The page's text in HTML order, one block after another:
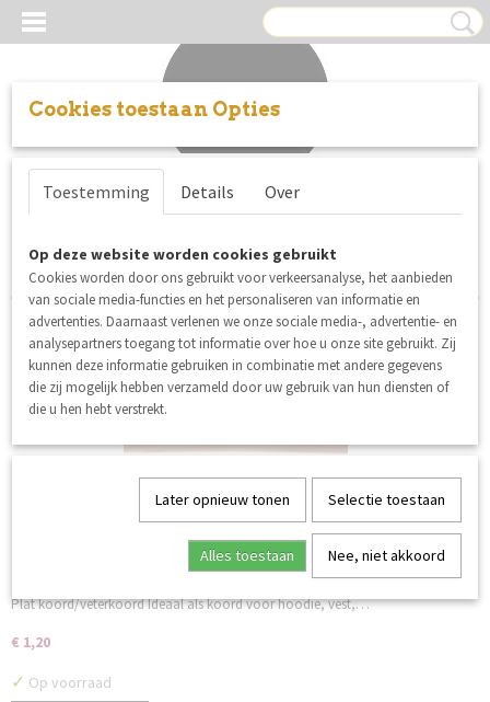
Inloggen Registreren
Plat koord/veterkoord Ideaal als koord voor hoodie, vest,…
€ 1,20
✓ Op voorraad
Cookies toestaan Opties
Toestemming Details Over
Op deze website worden cookies gebruikt
Cookies worden door ons gebruikt voor verkeersanalyse, het aanbieden
van sociale media-functies en het personaliseren van informatie en
advertenties. Daarnaast verlenen we onze sociale media-, advertentie- en
analysepartners toegang tot informatie over hoe u onze site gebruikt. Zij
kunnen deze informatie gebruiken in combinatie met andere gegevens
die zij mogelijk hebben verzameld door uw gebruik van hun diensten of
die u hen hebt verstrekt.
Later opnieuw tonen Selectie toestaan
Alles toestaan Nee, niet akkoord